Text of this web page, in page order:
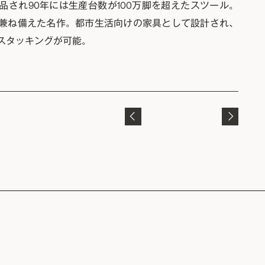
され90年には生産台数が100万脚を超えたスツール。
ね備えた名作。都市生活向けの家具として設計され、
ッキングが可能。